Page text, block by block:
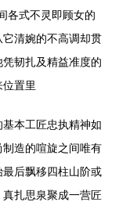
各式不灵即顾女的
清婉的不高调却贯
韧扎及精益准度的
置里
本工匠忠执精神如
造的喧旋之间唯有
后飘移四柱山阶或
扎思泉聚成一营匠